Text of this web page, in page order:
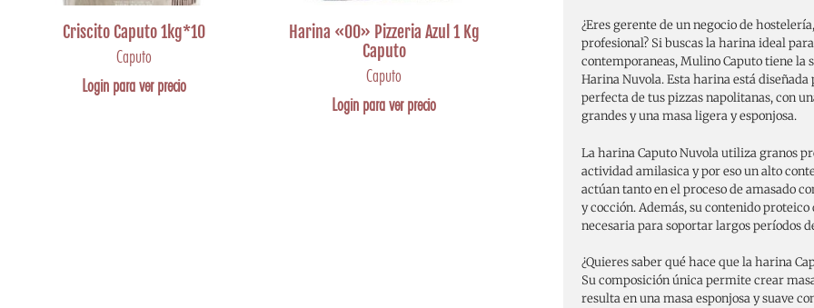
Criscito Caputo 1kg*10
Caputo
Login para ver precio
Harina «00» Pizzeria Azul 1 Kg
Caputo
Caputo
Login para ver precio
¿Eres gerente de un negocio de
profesional? Si buscas la harina ideal
contemporaneas, Mulino Caputo tiene la
Harina Nuvola. Esta harina está
perfecta de tus pizzas napolitanas, con
grandes y una masa ligera y esponjosa.
La harina Caputo Nuvola utiliza granos
actividad amilasica y por eso un alto
actúan tanto en el proceso de amasado
y cocción. Además, su contenido
necesaria para soportar largos períodos
¿Quieres saber qué hace que la harina
Su composición única permite crear
resulta en una masa esponjosa y suave